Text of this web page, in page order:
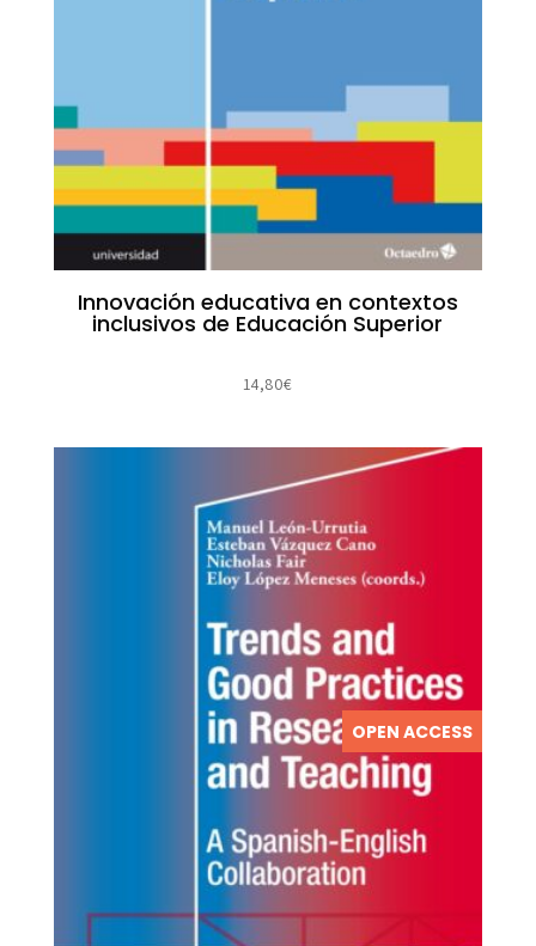
Innovación educativa en contextos
inclusivos de Educación Superior
14,80€
OPEN ACCESS